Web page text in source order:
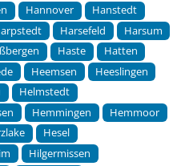
Hannover
Hanstedt
Harsefeld
Harsum
Haste
Hatten
Heemsen
Heeslingen
Helmstedt
Hemmingen
Hemmoor
Hesel
Hilgermissen